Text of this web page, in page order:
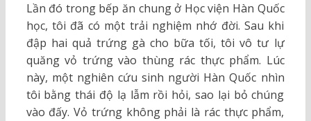
Lần đó trong bếp ăn chung ở Học viện Hàn Quốc
học, tôi đã có một trải nghiệm nhớ đời. Sau khi
đập hai quả trứng gà cho bữa tối, tôi vô tư lự
quăng vỏ trứng vào thùng rác thực phẩm. Lúc
này, một nghiên cứu sinh người Hàn Quốc nhìn
tôi bằng thái độ lạ lẫm rồi hỏi, sao lại bỏ chúng
vào đấy. Vỏ trứng không phải là rác thực phẩm,